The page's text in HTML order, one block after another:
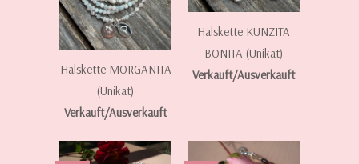
Halskette MORGANITA
(Unikat)
Verkauft/Ausverkauft
Halskette KUNZITA
BONITA (Unikat)
Verkauft/Ausverkauft